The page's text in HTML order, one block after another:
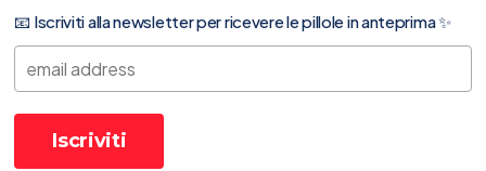
📧 Iscriviti alla newsletter per ricevere le pillole in anteprima ✨